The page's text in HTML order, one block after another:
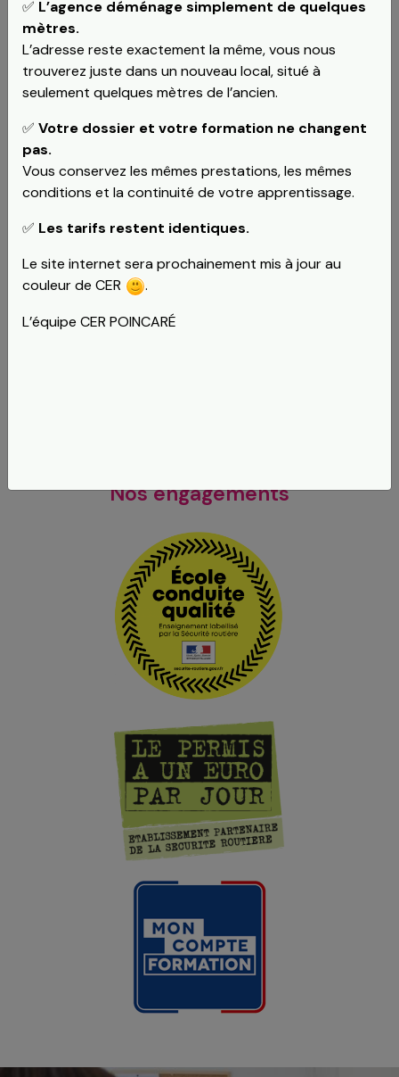
L'agence Pas à Pas à Strasbourg
L'équipe de l'auto-école Pas à Pas vous écoute afin de
proposer des solutions à vos besoins.
Vous trouverez plus d'informations en cliquant sur le
Nos engagements
✅ L’agence déménage simplement de quelques
mètres.
L’adresse reste exactement la même, vous nous
trouverez juste dans un nouveau local, situé à
seulement quelques mètres de l’ancien.
✅ Votre dossier et votre formation ne changent
pas.
Vous conservez les mêmes prestations, les mêmes
conditions et la continuité de votre apprentissage.
✅ Les tarifs restent identiques.
Le site internet sera prochainement mis à jour au
couleur de CER
.
L’équipe CER POINCARÉ